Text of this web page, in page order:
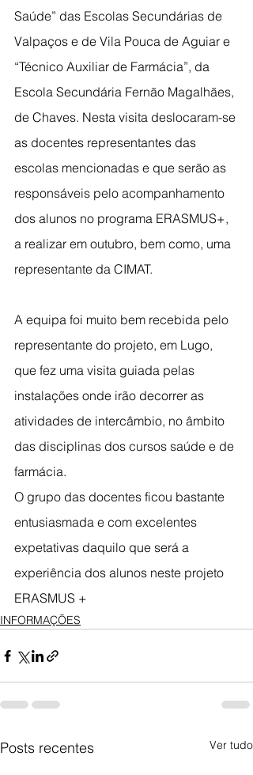
Saúde” das Escolas Secundárias de
Valpaços e de Vila Pouca de Aguiar e
“Técnico Auxiliar de Farmácia”, da
Escola Secundária Fernão Magalhães,
de Chaves. Nesta visita deslocaram-se
as docentes representantes das
escolas mencionadas e que serão as
responsáveis pelo acompanhamento
dos alunos no programa ERASMUS+,
a realizar em outubro, bem como, uma
representante da CIMAT.
A equipa foi muito bem recebida pelo
representante do projeto, em Lugo,
que fez uma visita guiada pelas
instalações onde irão decorrer as
atividades de intercâmbio, no âmbito
das disciplinas dos cursos saúde e de
farmácia.
O grupo das docentes ficou bastante
entusiasmada e com excelentes
expetativas daquilo que será a
experiência dos alunos neste projeto
ERASMUS +
INFORMAÇÕES
Posts recentes Ver tudo